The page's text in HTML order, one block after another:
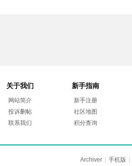
关于我们
网站简介
投诉删帖
联系我们
新手指南
新手注册
社区地图
积分查询
Archiver 手机版